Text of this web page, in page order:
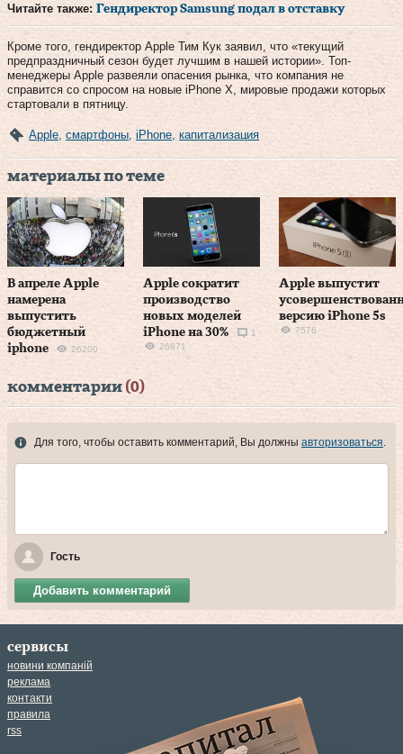
Читайте также: Гендиректор Samsung подал в отставку
Кроме того, гендиректор Apple Тим Кук заявил, что «текущий
предпраздничный сезон будет лучшим в нашей истории». Топ-
менеджеры Apple развеяли опасения рынка, что компания не
справится со спросом на новые iPhone X, мировые продажи которых
стартовали в пятницу.
Apple смартфоны iPhone капитализация
материалы по теме
В апреле Apple
намерена
выпустить
бюджетный
iphone
26200
Apple сократит
производство
новых моделей
iPhone на 30%
1
26871
Apple выпустит
версию iPhone 5s
7576
комментарии (0)
Для того, чтобы оставить комментарий, Вы должны авторизоваться.
Гость
Добавить комментарий
сервисы
новини компаній
реклама
контакти
правила
rss